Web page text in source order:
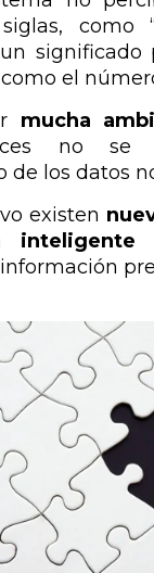
como
significado
el
mucha
no se
de los datos
existen
inteligente